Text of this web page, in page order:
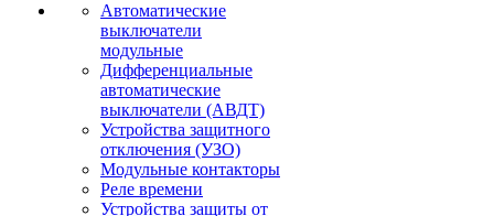
Автоматические
выключатели
модульные
Дифференциальные
автоматические
выключатели (АВДТ)
Устройства защитного
отключения (УЗО)
Модульные контакторы
Реле времени
Устройства защиты от